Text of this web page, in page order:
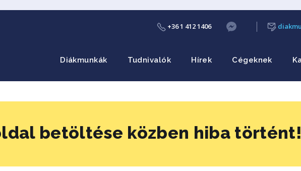
+36 1 412 1406
Diákmunkák Tudnivalók Hírek Cégeknek
betöltése közben hiba történt!